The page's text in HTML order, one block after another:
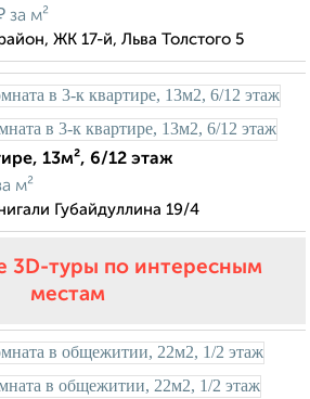
за м²
ЖК 17-й, Льва Толстого 5
13м², 6/12 этаж
м²
Губайдуллина 19/4
3D-туры по интересным
местам